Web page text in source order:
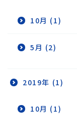
10月 (1)
5月 (2)
2019年 (1)
10月 (1)